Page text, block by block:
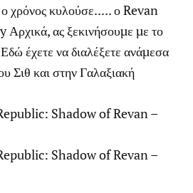
ο χρόνος κυλούσε..... ο Revan
ας ξεκινήσουμε με το
έχετε να διαλέξετε ανάμεσα
Σιθ και στην Γαλαξιακή
Shadow of Revan –
Shadow of Revan –